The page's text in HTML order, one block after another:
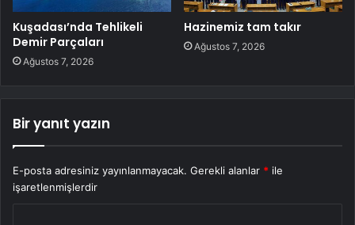
Kuşadası’nda Tehlikeli
Demir Parçaları
Ağustos 7, 2026
Hazinemiz tam takır
Ağustos 7, 2026
Bir yanıt yazın
E-posta adresiniz yayınlanmayacak. Gerekli alanlar * ile
işaretlenmişlerdir